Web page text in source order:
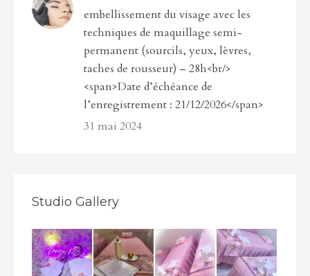
embellissement du visage avec les
techniques de maquillage semi-
permanent (sourcils, yeux, lèvres,
taches de rousseur) – 28h<br/>
<span>Date d’échéance de
l’enregistrement : 21/12/2026</span>
31 mai 2024
Studio Gallery